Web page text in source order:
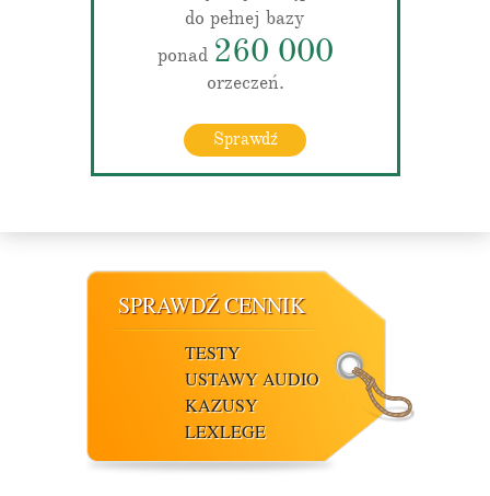
do pełnej bazy
ponad 260 000
orzeczeń.
Sprawdź
SPRAWDŹ CENNIK
TESTY
USTAWY AUDIO
KAZUSY
LEXLEGE